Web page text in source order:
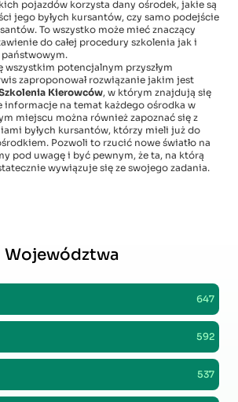
pojazdów korzysta dany ośrodek, jakie są
jego byłych kursantów, czy samo podejście
To wszystko może mieć znaczący
do całej procedury szkolenia jak i
wszystkim potencjalnym przyszłym
zaproponował rozwiązanie jakim jest
Kierowców, w którym znajdują się
informacje na temat każdego ośrodka w
miejscu można również zapoznać się z
byłych kursantów, którzy mieli już do
Pozwoli to rzucić nowe światło na
pod uwagę i być pewnym, że ta, na którą
wywiązuje się ze swojego zadania.
Województwa
647
592
537